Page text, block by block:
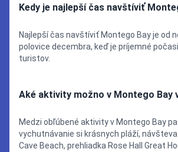
Kedy je najlepší čas navštíviť
Najlepší čas navštíviť Montego Bay je od
polovice decembra, keď je príjemné
turistov.
Aké aktivity možno v Montego Bay
Medzi obľúbené aktivity v Montego Bay
vychutnávanie si krásnych pláží,
Cave Beach, prehliadka Rose Hall Great